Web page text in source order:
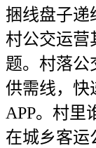
捆线盘子递
村公交运营
题。村落公
供需线，快
APP。村里
在城乡客运